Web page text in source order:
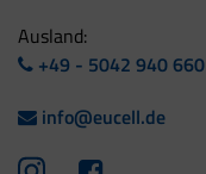
Ausland:
+49 - 5042 940 660
info@eucell.de